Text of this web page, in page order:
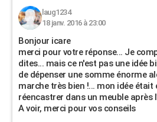
laug1234
18 janv. 2016 à 23:00
Bonjour icare
merci pour votre réponse... Je
dites... mais ce n'est pas une idée
de dépenser une somme énorme
marche très bien !... mon idée était
réencastrer dans un meuble après
A voir, merci pour vos conseils